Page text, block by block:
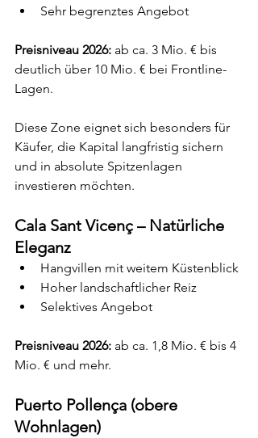
Sehr begrenztes Angebot
Preisniveau 2026: ab ca. 3 Mio. € bis
deutlich über 10 Mio. € bei Frontline-
Lagen.
Diese Zone eignet sich besonders für
Käufer, die Kapital langfristig sichern
und in absolute Spitzenlagen
investieren möchten.
Cala Sant Vicenç – Natürliche
Eleganz
Hangvillen mit weitem Küstenblick
Hoher landschaftlicher Reiz
Selektives Angebot
Preisniveau 2026: ab ca. 1,8 Mio. € bis 4
Mio. € und mehr.
Puerto Pollença (obere
Wohnlagen)